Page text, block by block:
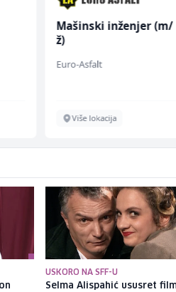
Mašinski inženjer (m/
ž)
Euro-Asfalt
Više lokacija
USKORO NA SFF-U
Selma Alispahić ususret